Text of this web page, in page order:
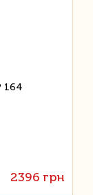
2396 грн